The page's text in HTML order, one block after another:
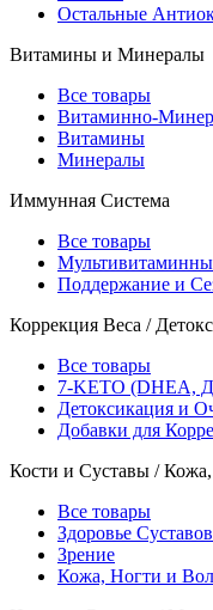
Остальные
Витамины и Минералы
Все товары
Витаминно-
Витамины
Минералы
Иммунная Система
Все товары
Поддержание и
Коррекция Веса /
Все товары
7-KETO (DHEA,
Детоксикация и
Добавки для
Кости и Суставы /
Все товары
Здоровье
Зрение
Кожа, Ногти и